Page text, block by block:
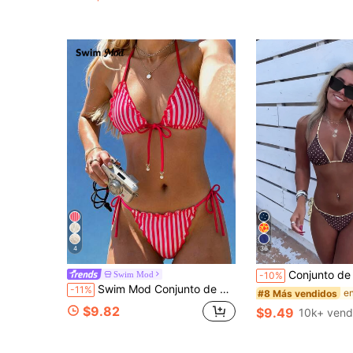
4
Swim Mod
-11% Swim Mod Conjunto de bikini de 2 piezas para mujer, nuevo para verano, estilo playa y vacaciones, dulce y lindo, con encaje, estampado floral, tela texturizada, volantes, sexy, espalda descubierta, triángulo con lazo, adecuado para nadar en la playa y vacaciones
$9.82
36
-10% Conjunto de bikini con tirantes finos y lazo con estampado de
#8 Más vendidos
$9.49 10k+